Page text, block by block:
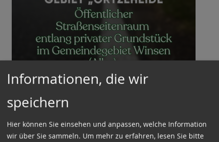
Öffentlicher
Straßenseitenraum entlang
privater Grundstück im
Informationen, die wir
speichern
Hier können Sie einsehen und anpassen, welche Information
wir über Sie sammeln. Um mehr zu erfahren, lesen Sie bitte